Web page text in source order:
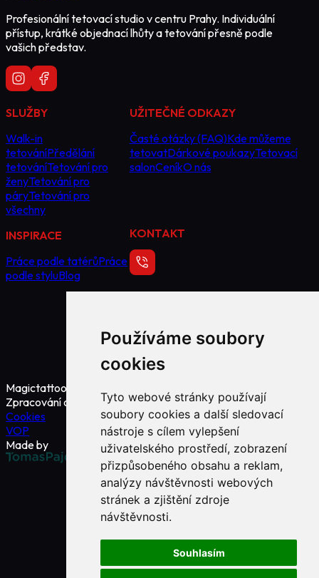
Používáme soubory
cookies
Tyto webové stránky používají
soubory cookies a další sledovací
nástroje s cílem vylepšení
uživatelského prostředí, zobrazení
přizpůsobeného obsahu a reklam,
analýzy návštěvnosti webových
stránek a zjištění zdroje
návštěvnosti.
Souhlasím
Profesionální tetovací studio v centru Prahy. Individuální
přístup, krátké objednací lhůty a tetování přesně podle
vašich představ.
SLUŽBY
Walk-in
tetováníPředělání
tetováníTetování pro
ženyTetování pro
páryTetování pro
všechny
UŽITEČNÉ ODKAZY
Časté otázky (FAQ)Kde můžeme
tetovatDárkové poukazyTetovací
salonCeníkO nás
INSPIRACE
Práce podle tatérůPráce
podle styluBlog
KONTAKT
ink@magictattoo.cz
Magictattoo © 2026
Zpracování osobních údajů
Cookies
VOP
Made by